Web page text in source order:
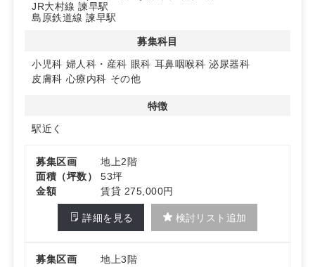
3. 充実した設備と柔軟な区画対応
エレベーター完備でバリアフリーにも対応。2階・3階に
異なる広さの区画があり、診療科目や開業スタイルに応じ
詳細はお問い合わせください。
JR大村線 諫早駅
島原鉄道線 諫早駅
募集科目
小児科 婦人科・産科 眼科 耳鼻咽喉科 泌尿器科
皮膚科 心療内科 その他
特徴
駅近く
募集区画
地上2階
面積（坪数）
53坪
金額
賃貸 275,000円
詳細を見る 検討リスト追加
募集区画
地上3階